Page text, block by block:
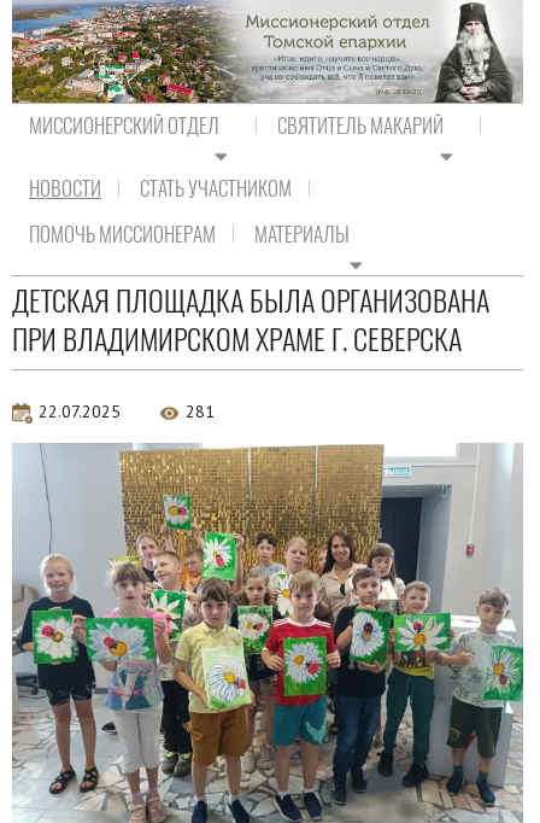
МИССИОНЕРСКИЙ ОТДЕЛ СВЯТИТЕЛЬ МАКАРИЙ
НОВОСТИ
СТАТЬ УЧАСТНИКОМ
ПОМОЧЬ МИССИОНЕРАМ
МАТЕРИАЛЫ
Новости епархии
ДЕТСКАЯ ПЛОЩАДКА БЫЛА ОРГАНИЗОВАНА
ПРИ ВЛАДИМИРСКОМ ХРАМЕ Г. СЕВЕРСКА
22.07.2025 281